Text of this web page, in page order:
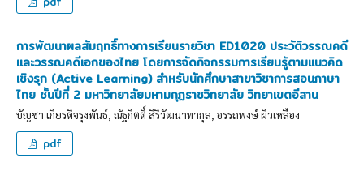
การพัฒนาผลสัมฤทธิ์ทางการเรียนรายวิชา ED1020 ประวัติวรรณคดี
และวรรณคดีเอกของไทย โดยการจัดกิจกรรมการเรียนรู้ตามแนวคิด
เชิงรุก (Active Learning) สำหรับนักศึกษาสาขาวิชาการสอนภาษา
ไทย ชั้นปีที่ 2 มหาวิทยาลัยมหามกุฏราชวิทยาลัย วิทยาเขตอีสาน
บัญชา เกียรติจรุงพันธ์, ณัฐกิตติ์ สิริวัฒนาทากุล, อรรถพงษ์ ผิวเหลือง
pdf